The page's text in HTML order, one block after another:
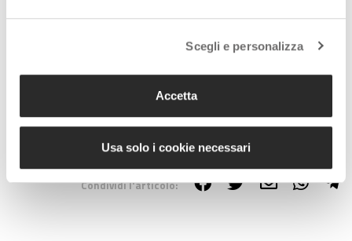
Scegli e personalizza
Accetta
Usa solo i cookie necessari
Consuelo Terrin
Condividi l'articolo: